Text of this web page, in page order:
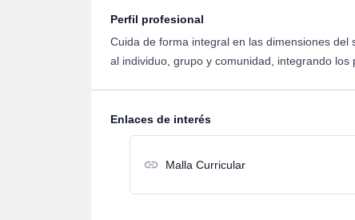
Perfil profesional
Cuida de forma integral en las dimensiones
al individuo, grupo y comunidad, integrando los
Enlaces de interés
Malla Curricular